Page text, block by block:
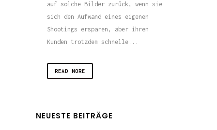
auf solche Bilder zurück, wenn sie
sich den Aufwand eines eigenen
Shootings ersparen, aber ihren
Kunden trotzdem schnelle...
READ MORE
NEUESTE BEITRÄGE